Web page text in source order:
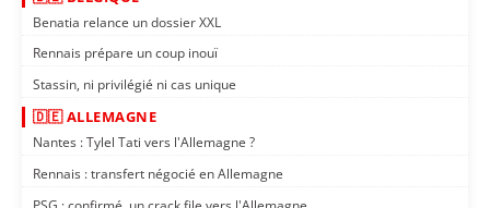
Benatia relance un dossier XXL
Rennais prépare un coup inouï
Stassin, ni privilégié ni cas unique
🇩🇪 ALLEMAGNE
Nantes : Tylel Tati vers l'Allemagne ?
Rennais : transfert négocié en Allemagne